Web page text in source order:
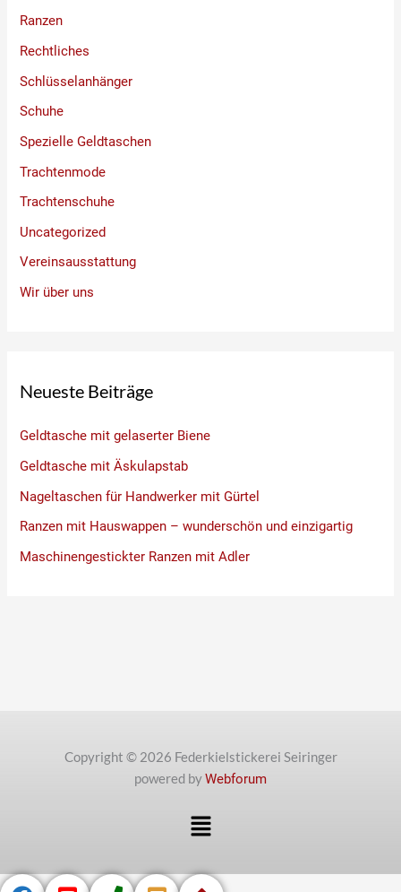
Ranzen
Rechtliches
Schlüsselanhänger
Schuhe
Spezielle Geldtaschen
Trachtenmode
Trachtenschuhe
Uncategorized
Vereinsausstattung
Wir über uns
Neueste Beiträge
Geldtasche mit gelaserter Biene
Geldtasche mit Äskulapstab
Nageltaschen für Handwerker mit Gürtel
Ranzen mit Hauswappen – wunderschön und einzigartig
Maschinengestickter Ranzen mit Adler
Copyright © 2026 Federkielstickerei Seiringer
powered byWebforum
Menü